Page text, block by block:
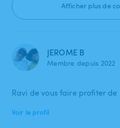
Afficher plus de
JEROME B
Membre depuis 2022
Ravi de vous faire profiter de
Voir le profil